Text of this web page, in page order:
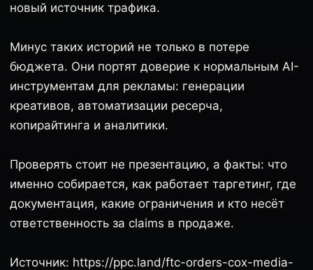
новый источник трафика.
Минус таких историй не только в потере
бюджета. Они портят доверие к нормальным AI-
инструментам для рекламы: генерации
креативов, автоматизации ресерча,
копирайтинга и аналитики.
Проверять стоит не презентацию, а факты: что
именно собирается, как работает таргетинг, где
документация, какие ограничения и кто несёт
ответственность за claims в продаже.
Источник: https://ppc.land/ftc-orders-cox-media-